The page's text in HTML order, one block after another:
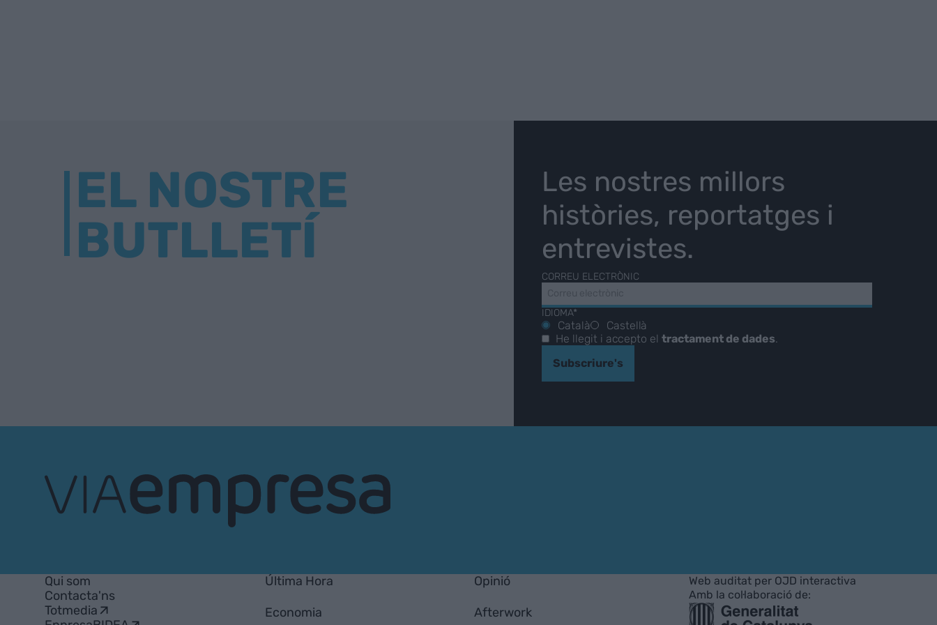
EL NOSTRE
BUTLLETÍ
Les nostres millors
històries, reportatges i
entrevistes.
CORREU ELECTRÒNIC
IDIOMA*
Català
Castellà
He llegit i accepto el tractament de dades.
Subscriure's
Qui som
Contacta'ns
Totmedia
Última Hora
Economia
Opinió
Afterwork
Web auditat per OJD interactiva
Amb la col·laboració de: